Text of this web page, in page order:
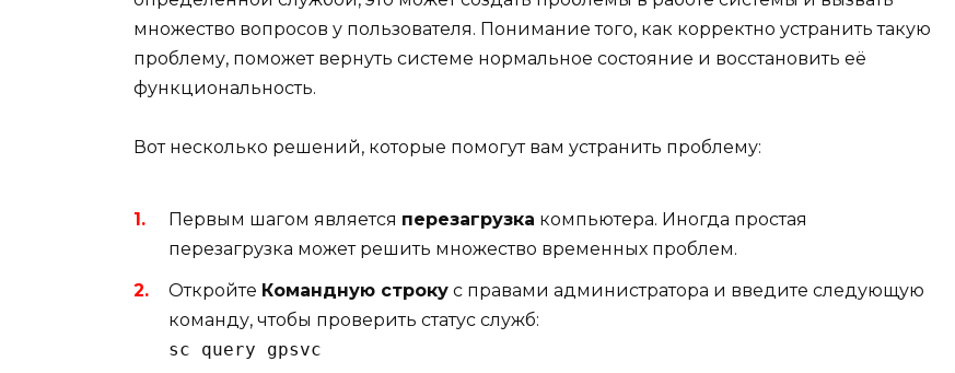
множество вопросов у пользователя. Понимание того, как корректно устранить такую
проблему, поможет вернуть системе нормальное состояние и восстановить её
функциональность.
Вот несколько решений, которые помогут вам устранить проблему:
Первым шагом является перезагрузка компьютера. Иногда простая
перезагрузка может решить множество временных проблем.
Откройте Командную строку с правами администратора и введите следующую
команду, чтобы проверить статус служб:
sc query gpsvc